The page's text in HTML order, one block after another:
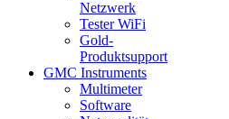
Netzwerk
Tester WiFi
Gold-
Produktsupport
GMC Instruments
Multimeter
Software